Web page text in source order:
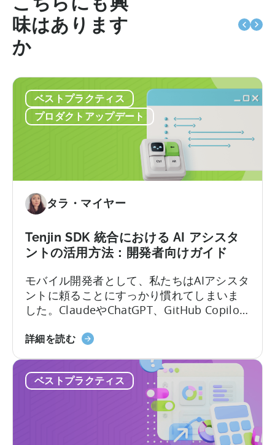
味はあります
か
ベストプラクティス
プロダクトアップデート
タラ・マイヤー
Tenjin SDK 統合における AI アシスタ
ントの活用方法：開発者向けガイド
モバイル開発者として、私たちはAIアシスタ
ントに頼ることにすっかり慣れてしまいま
した。ClaudeやChatGPT、GitHub Copilot
のうちに動作するコードが手に入ります。
れた代償が伴います。 問題はここにありま
す。LLMにモバイルSDKの統合を依頼する
詳細を読む「Tenjin
合
ベストプラクティス